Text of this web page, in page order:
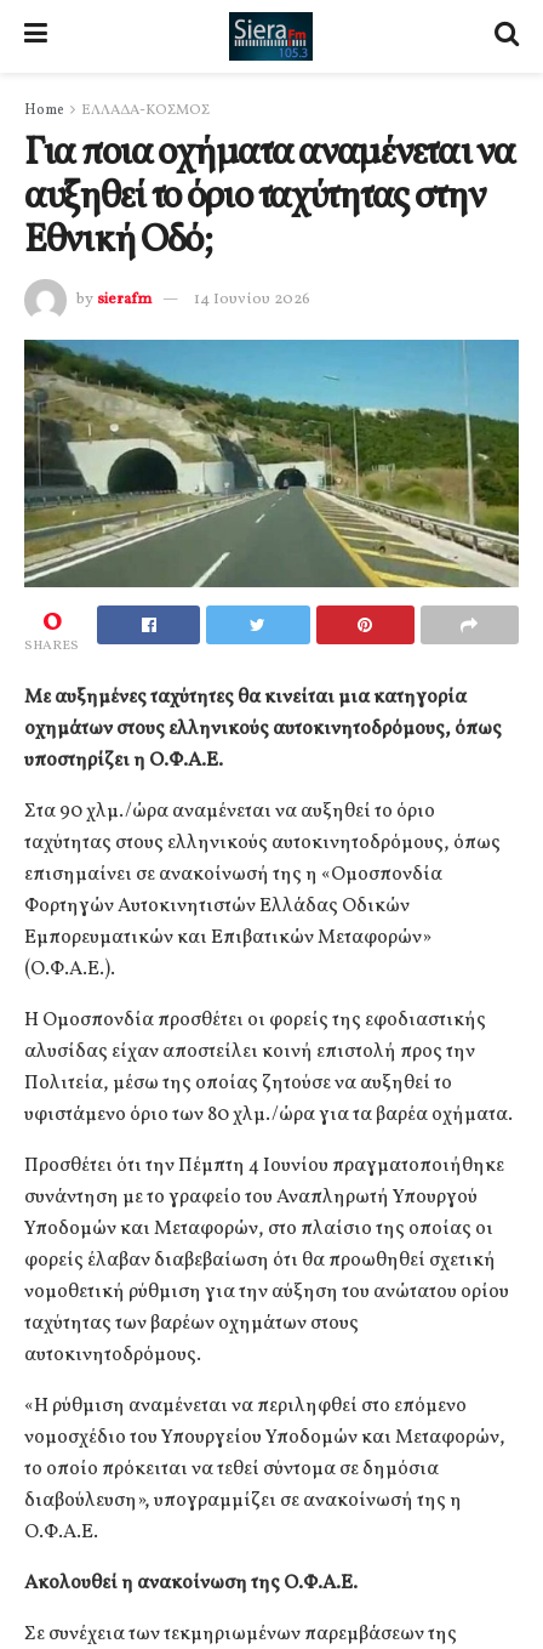
Home ΕΛΛΑΔΑ-ΚΟΣΜΟΣ
Για ποια οχήματα αναμένεται να
αυξηθεί το όριο ταχύτητας στην
Εθνική Οδό;
by sierafm 14 Ιουνίου 2026
0
SHARES
Με αυξημένες ταχύτητες θα κινείται μια κατηγορία
οχημάτων στους ελληνικούς αυτοκινητοδρόμους, όπως
υποστηρίζει η Ο.Φ.Α.Ε.
Στα 90 χλμ./ώρα αναμένεται να αυξηθεί το όριο
ταχύτητας στους ελληνικούς αυτοκινητοδρόμους, όπως
επισημαίνει σε ανακοίνωσή της η «Ομοσπονδία
Φορτηγών Αυτοκινητιστών Ελλάδας Οδικών
Εμπορευματικών και Επιβατικών Μεταφορών»
(Ο.Φ.Α.Ε.).
Η Ομοσπονδία προσθέτει οι φορείς της εφοδιαστικής
αλυσίδας είχαν αποστείλει κοινή επιστολή προς την
Πολιτεία, μέσω της οποίας ζητούσε να αυξηθεί το
υφιστάμενο όριο των 80 χλμ./ώρα για τα βαρέα οχήματα.
Προσθέτει ότι την Πέμπτη 4 Ιουνίου πραγματοποιήθηκε
συνάντηση με το γραφείο του Αναπληρωτή Υπουργού
Υποδομών και Μεταφορών, στο πλαίσιο της οποίας οι
φορείς έλαβαν διαβεβαίωση ότι θα προωθηθεί σχετική
νομοθετική ρύθμιση για την αύξηση του ανώτατου ορίου
ταχύτητας των βαρέων οχημάτων στους
αυτοκινητοδρόμους.
«Η ρύθμιση αναμένεται να περιληφθεί στο επόμενο
νομοσχέδιο του Υπουργείου Υποδομών και Μεταφορών,
το οποίο πρόκειται να τεθεί σύντομα σε δημόσια
διαβούλευση», υπογραμμίζει σε ανακοίνωσή της η
Ο.Φ.Α.Ε.
Ακολουθεί η ανακοίνωση της Ο.Φ.Α.Ε.
Σε συνέχεια των τεκμηριωμένων παρεμβάσεων της